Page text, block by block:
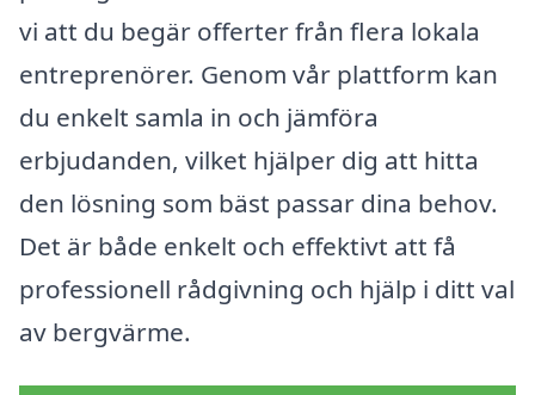
vi att du begär offerter från flera lokala
entreprenörer. Genom vår plattform kan
du enkelt samla in och jämföra
erbjudanden, vilket hjälper dig att hitta
den lösning som bäst passar dina behov.
Det är både enkelt och effektivt att få
professionell rådgivning och hjälp i ditt val
av bergvärme.